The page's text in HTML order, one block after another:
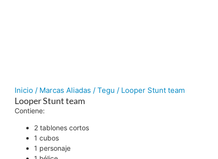
Inicio / Marcas Aliadas / Tegu / Looper Stunt team
Looper Stunt team
Contiene:
2 tablones cortos
1 cubos
1 personaje